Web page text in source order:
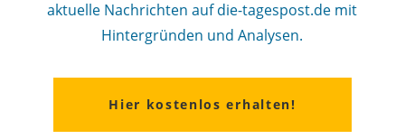
aktuelle Nachrichten auf die-tagespost.de mit
Hintergründen und Analysen.
Hier kostenlos erhalten!